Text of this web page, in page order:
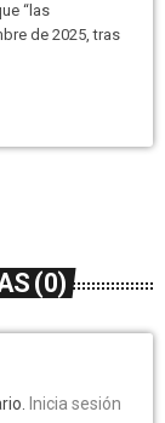
“las
de 2025, tras
(0)
Inicia sesión